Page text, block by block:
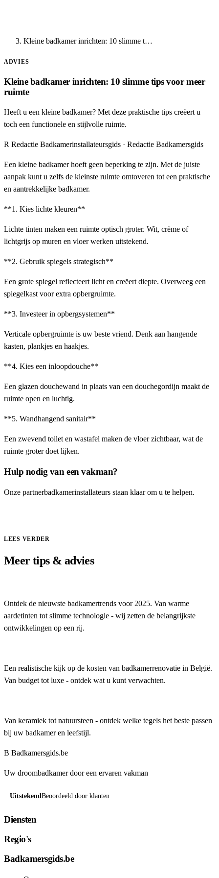
Kleine badkamer inrichten: 10 slimme t…
ADVIES
Kleine badkamer inrichten: 10 slimme tips voor meer
ruimte
Heeft u een kleine badkamer? Met deze praktische tips creëert u
toch een functionele en stijlvolle ruimte.
R Redactie Badkamerinstallateursgids · Redactie Badkamersgids
Een kleine badkamer hoeft geen beperking te zijn. Met de juiste
aanpak kunt u zelfs de kleinste ruimte omtoveren tot een praktische
en aantrekkelijke badkamer.
**1. Kies lichte kleuren**
Lichte tinten maken een ruimte optisch groter. Wit, crème of
lichtgrijs op muren en vloer werken uitstekend.
**2. Gebruik spiegels strategisch**
Een grote spiegel reflecteert licht en creëert diepte. Overweeg een
spiegelkast voor extra opbergruimte.
**3. Investeer in opbergsystemen**
Verticale opbergruimte is uw beste vriend. Denk aan hangende
kasten, plankjes en haakjes.
**4. Kies een inloopdouche**
Een glazen douchewand in plaats van een douchegordijn maakt de
ruimte open en luchtig.
**5. Wandhangend sanitair**
Een zwevend toilet en wastafel maken de vloer zichtbaar, wat de
ruimte groter doet lijken.
Hulp nodig van een vakman?
Onze partnerbadkamerinstallateurs staan klaar om u te helpen.
LEES VERDER
Meer tips & advies
Ontdek de nieuwste badkamertrends voor 2025. Van warme
aardetinten tot slimme technologie - wij zetten de belangrijkste
ontwikkelingen op een rij.
Een realistische kijk op de kosten van badkamerrenovatie in België.
Van budget tot luxe - ontdek wat u kunt verwachten.
Van keramiek tot natuursteen - ontdek welke tegels het beste passen
bij uw badkamer en leefstijl.
B Badkamersgids.be
Uw droombadkamer door een ervaren vakman
UitstekendBeoordeeld door klanten
Diensten
Regio's
Badkamersgids.be